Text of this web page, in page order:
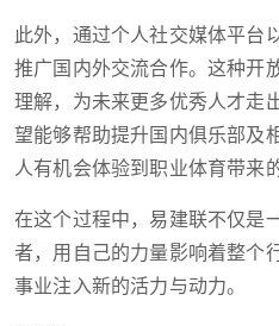
此外，通过个人社交媒体平台
推广国内外交流合作。这种开
理解，为未来更多优秀人才走
望能够帮助提升国内俱乐部及
人有机会体验到职业体育带来
在这个过程中，易建联不仅是
者，用自己的力量影响着整个
事业注入新的活力与动力。